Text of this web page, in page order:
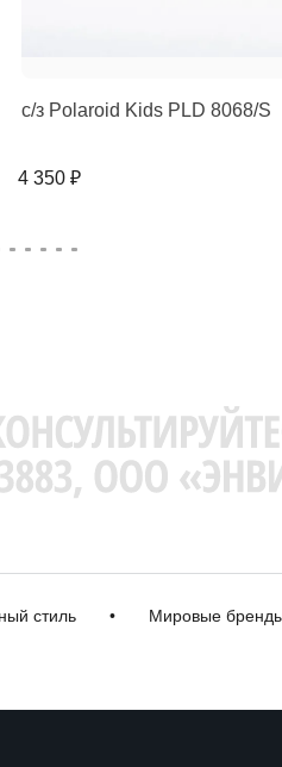
с/з Polaroid Kids PLD 8068/S
4 350 ₽
стиль Мировые бренды